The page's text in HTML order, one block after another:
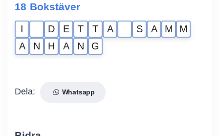
18 Bokstäver
I D E T T A S A M
M
A
N H A N G
Dela: Whatsapp